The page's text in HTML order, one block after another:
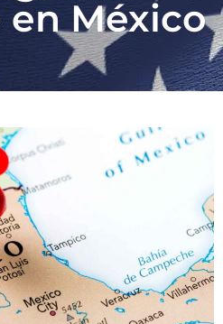
México